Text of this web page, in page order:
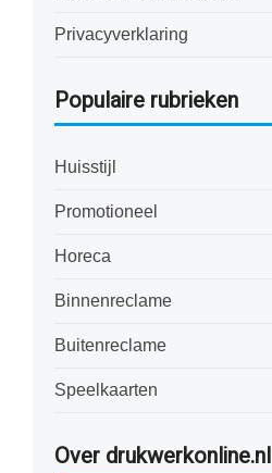
Privacyverklaring
Populaire rubrieken
Huisstijl
Promotioneel
Horeca
Binnenreclame
Buitenreclame
Speelkaarten
Over drukwerkonline.nl